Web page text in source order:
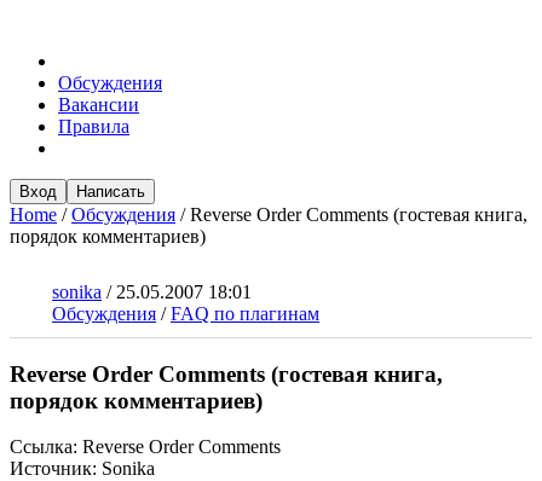
Обсуждения
Вакансии
Правила
Вход Написать
Home /Обсуждения /Reverse Order Comments (гостевая книга,
порядок комментариев)
sonika / 25.05.2007 18:01
Обсуждения /FAQ по плагинам
Reverse Order Comments (гостевая книга,
порядок комментариев)
Ссылка: Reverse Order Comments
Источник: Sonika